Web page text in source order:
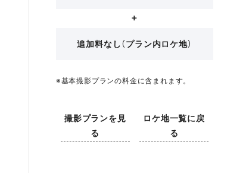
追加料なし（プラン内ロケ地）
※基本撮影プランの料金に含まれます。
撮影プランを見
る
ロケ地一覧に戻
る